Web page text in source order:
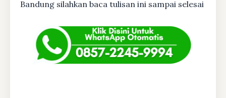
Bandung silahkan baca tulisan ini sampai selesai